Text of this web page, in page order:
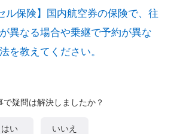
ル保険】国内航空券の保険で、往
異なる場合や乗継で予約が異な
を教えてください。
で疑問は解決しましたか？
はい いいえ